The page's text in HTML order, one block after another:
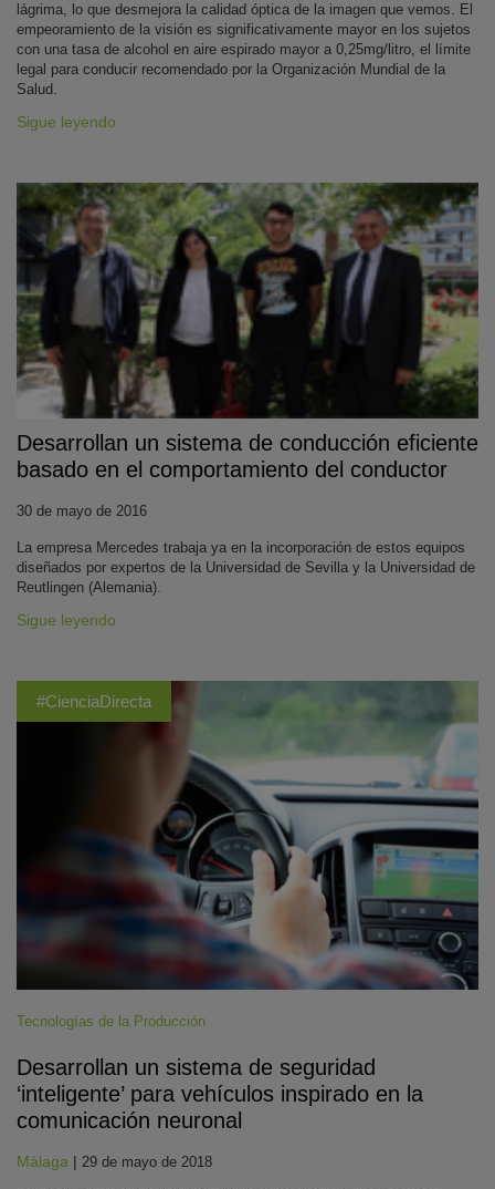
lágrima, lo que desmejora la calidad óptica de la imagen que vemos. El
empeoramiento de la visión es significativamente mayor en los sujetos
con una tasa de alcohol en aire espirado mayor a 0,25mg/litro, el límite
legal para conducir recomendado por la Organización Mundial de la
Salud.
Sigue leyendo
Desarrollan un sistema de conducción eficiente
basado en el comportamiento del conductor
30 de mayo de 2016
La empresa Mercedes trabaja ya en la incorporación de estos equipos
diseñados por expertos de la Universidad de Sevilla y la Universidad de
Reutlingen (Alemania).
Sigue leyendo
#CienciaDirecta
Tecnologías de la Producción
Desarrollan un sistema de seguridad
‘inteligente’ para vehículos inspirado en la
comunicación neuronal
Málaga | 29 de mayo de 2018